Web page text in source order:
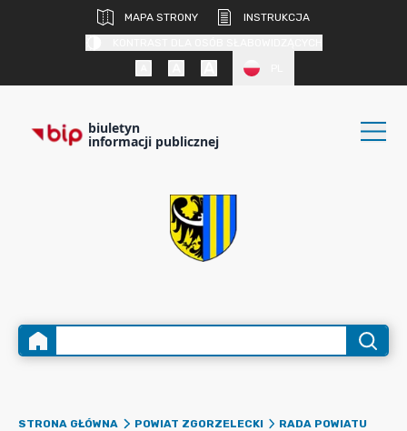
MAPA STRONY
INSTRUKCJA
biuletyn
informacji publicznej
STRONA GŁÓWNA POWIAT ZGORZELECKI
RADA POWIATU